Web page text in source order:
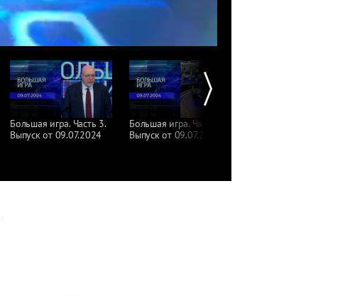
Большая игра. Часть 3.
Выпуск от 09.07.2024
Большая игра. Часть 2.
Выпуск от 09.07.2024